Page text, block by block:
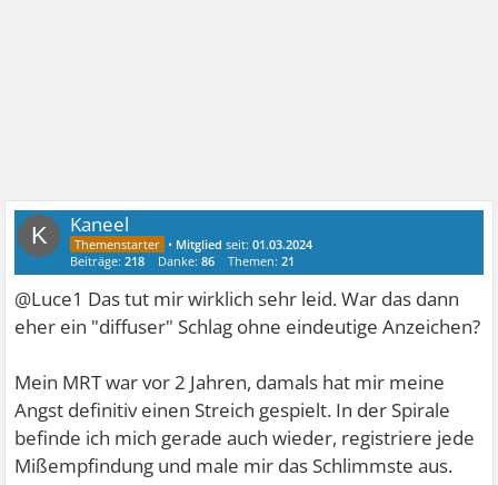
K Kaneel
• Mitglied seit:01.03.2024
Beiträge:218 Danke:86 Themen:21
@Luce1 Das tut mir wirklich sehr leid. War das dann
eher ein "diffuser" Schlag ohne eindeutige Anzeichen?
Mein MRT war vor 2 Jahren, damals hat mir meine
Angst definitiv einen Streich gespielt. In der Spirale
befinde ich mich gerade auch wieder, registriere jede
Mißempfindung und male mir das Schlimmste aus.